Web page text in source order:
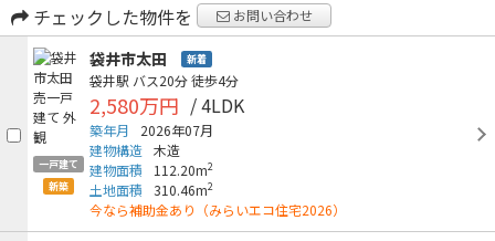
チェックした物件を
お問い合わせ
一戸建て
新築
袋井市太田 新着
袋井駅 バス20分徒歩4分
2,580万円 / 4LDK
築年月
2026年07月
建物構造 木造
建物面積
112.20m2
土地面積 310.46m2
今なら補助金あり（みらいエコ住宅2026）